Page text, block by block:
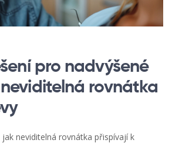
pro nadvýšené
rovnátka
neviditelná rovnátka přispívají k